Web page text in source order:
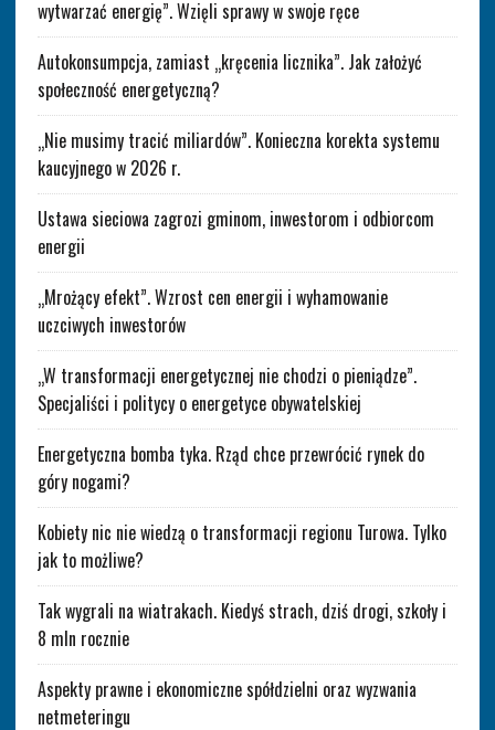
wytwarzać energię”. Wzięli sprawy w swoje ręce
Autokonsumpcja, zamiast „kręcenia licznika”. Jak założyć
społeczność energetyczną?
„Nie musimy tracić miliardów”. Konieczna korekta systemu
kaucyjnego w 2026 r.
Ustawa sieciowa zagrozi gminom, inwestorom i odbiorcom
energii
„Mrożący efekt”. Wzrost cen energii i wyhamowanie
uczciwych inwestorów
„W transformacji energetycznej nie chodzi o pieniądze”.
Specjaliści i politycy o energetyce obywatelskiej
Energetyczna bomba tyka. Rząd chce przewrócić rynek do
góry nogami?
Kobiety nic nie wiedzą o transformacji regionu Turowa. Tylko
jak to możliwe?
Tak wygrali na wiatrakach. Kiedyś strach, dziś drogi, szkoły i
8 mln rocznie
Aspekty prawne i ekonomiczne spółdzielni oraz wyzwania
netmeteringu